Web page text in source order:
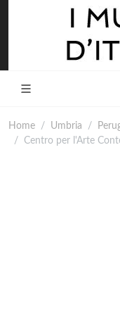
Home Umbria
Centro per l'Arte